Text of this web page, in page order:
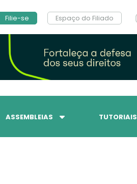
Filie-se Espaço do Filiado
ASSEMBLEIAS TUTORIAIS